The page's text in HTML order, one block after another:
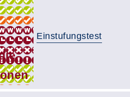
Einstufungstest